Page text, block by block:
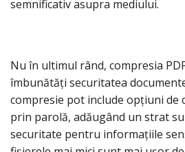
semnificativ asupra mediului.
Nu în ultimul rând, compresia
îmbunătăți securitatea
compresie pot include opțiuni de
prin parolă, adăugând un strat
securitate pentru informațiile